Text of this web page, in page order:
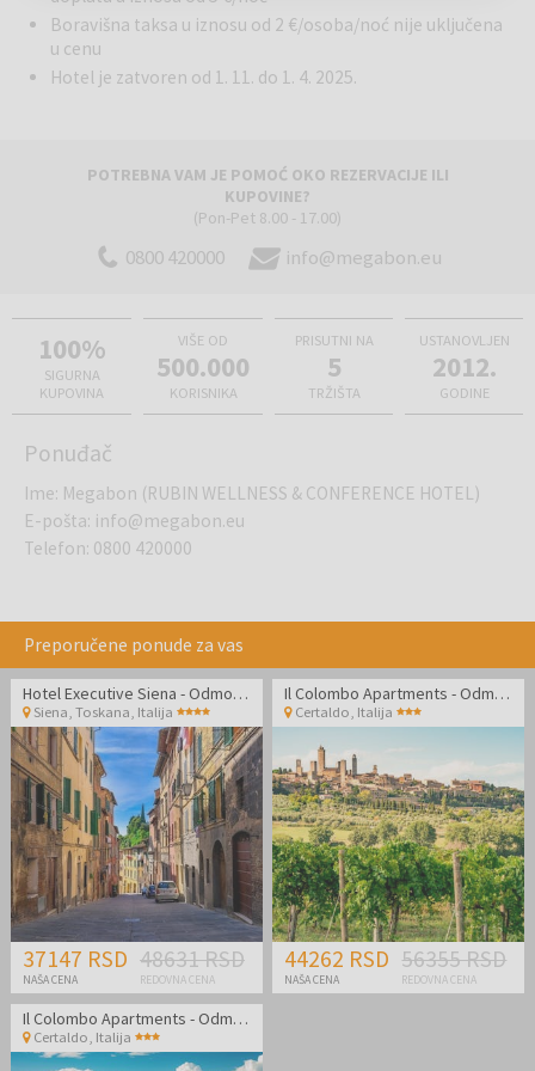
Boravišna taksa u iznosu od 2 €/osoba/noć nije uključena
u cenu
Hotel je zatvoren od 1. 11. do 1. 4. 2025.
POTREBNA VAM JE POMOĆ OKO REZERVACIJE ILI
KUPOVINE?
(Pon-Pet 8.00 - 17.00)
0800 420000 info@megabon.eu
100%
SIGURNA
KUPOVINA
VIŠE OD
500.000
KORISNIKA
PRISUTNI NA
5
TRŽIŠTA
USTANOVLJEN
2012.
GODINE
Ponuđač
Ime: Megabon (RUBIN WELLNESS & CONFERENCE HOTEL)
E-pošta: info@megabon.eu
Telefon: 0800 420000
Preporučene ponude za vas
Hotel Executive Siena - Odmor u Toskani
Siena, Toskana Italija
37147 RSD
NAŠA CENA
48631 RSD
REDOVNA CENA
Il Colombo Apartments - Odmor u divnoj Toskani
Certaldo Italija
44262 RSD
NAŠA CENA
56355 RSD
REDOVNA CENA
Il Colombo Apartments - Odmor u divnoj Toskani
Certaldo Italija